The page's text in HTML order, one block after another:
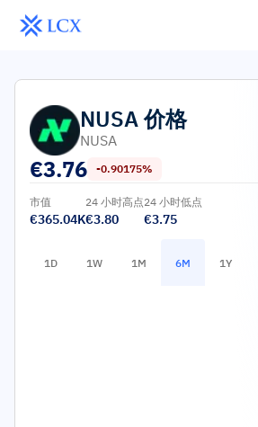
NUSA价格
NUSA
€3.76 -0.90175%
市值
€365.04K
24 小时高点
€3.80
24 小时低点
€3.75
1D 1W 1M 6M 1Y